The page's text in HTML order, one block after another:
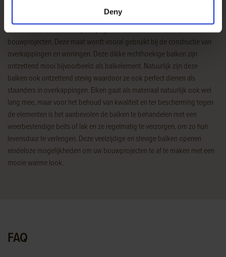
Deny
worden toegepast
De 25×30 eiken balken zijn altijd geliefd voor een aantal soorten
bouwprojecten. Deze maat wordt vooral gebruikt bij de constructie van
overkappingen en woningen. Deze dikke rechthoekige balken zijn
ontzettend mooi bijvoorbeeld als balkelement. Natuurlijk zijn deze
balken ook ontzettend stevig waardoor ze ook perfect dienen als
staanders in overkappingen. Eiken gaat als materiaal natuurlijk ook wel
lang mee, maar voor het behoud van kwaliteit en ter bescherming tegen
de elementen is het aanbevolen de balken te behandelen met een
weerbestendige beits of lak en ze regelmatig te verzorgen, om zo hun
levensduur te verlengen. Deze veelzijdige en stevige balken openen
eindeloze mogelijkheden om uw bouwprojecten te af te maken met een
mooie warme look.
FAQ